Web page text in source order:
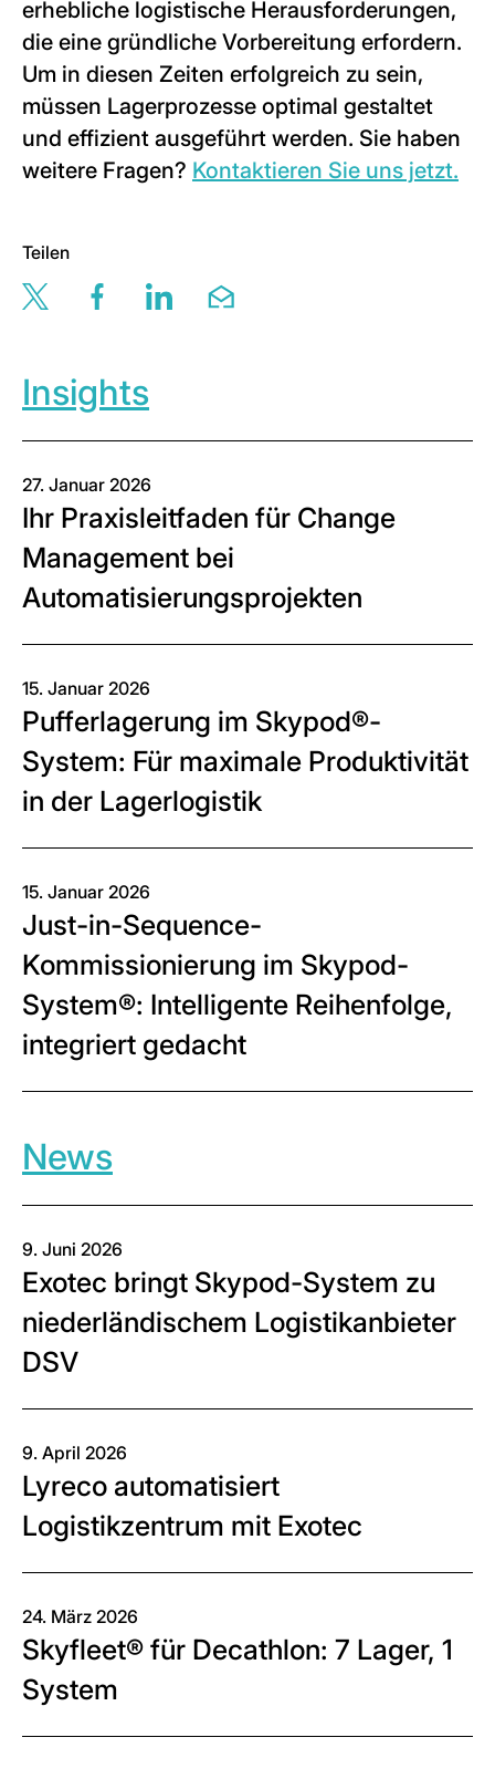
erhebliche logistische Herausforderungen,
die eine gründliche Vorbereitung erfordern.
Um in diesen Zeiten erfolgreich zu sein,
müssen Lagerprozesse optimal gestaltet
und effizient ausgeführt werden. Sie haben
weitere Fragen? Kontaktieren Sie uns jetzt.
Teilen
Share this page via twitter
Share this page via facebook
Share this page via linkedin
Share this page via email
Insights
27. Januar 2026
Ihr Praxisleitfaden für Change
Management bei
Automatisierungsprojekten
15. Januar 2026
Pufferlagerung im Skypod®-
System: Für maximale Produktivität
in der Lagerlogistik
15. Januar 2026
Just-in-Sequence-
Kommissionierung im Skypod-
System®: Intelligente Reihenfolge,
integriert gedacht
News
9. Juni 2026
Exotec bringt Skypod-System zu
niederländischem Logistikanbieter
DSV
9. April 2026
Lyreco automatisiert
Logistikzentrum mit Exotec
24. März 2026
Skyfleet® für Decathlon: 7 Lager, 1
System